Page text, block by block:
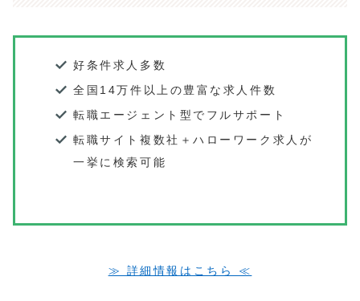
好条件求人多数
全国14万件以上の豊富な求人件数
転職エージェント型でフルサポート
転職サイト複数社＋ハローワーク求人が
一挙に検索可能
≫ 詳細情報はこちら ≪